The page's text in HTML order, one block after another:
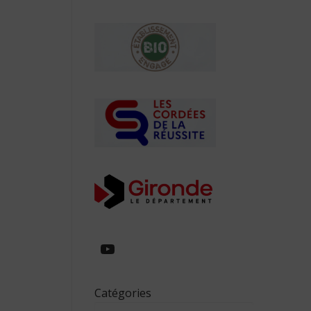
https://
Catégories